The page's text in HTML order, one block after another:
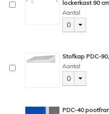
lockerkast 90
Aantal
0
Stofkap PDC-
Aantal
0
PDC-40